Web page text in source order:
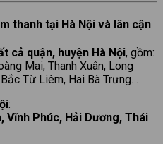
thanh tại Hà Nội và lân cận
cả quận, huyện Hà Nội, gồm:
Mai, Thanh Xuân, Long
Từ Liêm, Hai Bà Trưng…
:
Vĩnh Phúc, Hải Dương, Thái